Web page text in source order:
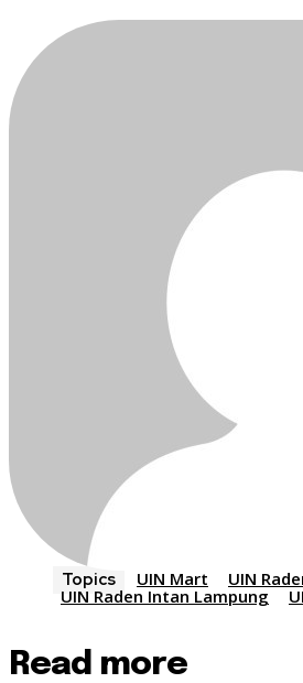
Topics UIN Mart
UIN
UIN Raden Intan Lampung
Read more